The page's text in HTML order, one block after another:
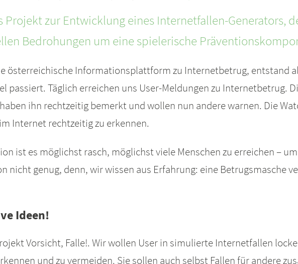
Projekt zur Entwicklung eines Internetfallen-Generators,
Bedrohungen um eine spielerische
österreichische Informationsplattform zu Internetbetrug, entstand
passiert. Täglich erreichen uns User-Meldungen zu Internetbetrug.
ihn rechtzeitig bemerkt und wollen nun andere warnen. Die
Internet rechtzeitig zu erkennen.
ist es möglichst rasch, möglichst viele Menschen zu erreichen –
nicht genug, denn, wir wissen aus Erfahrung: eine Betrugsmasche
Ideen!
Vorsicht, Falle!. Wir wollen User in simulierte Internetfallen
und zu vermeiden. Sie sollen auch selbst Fallen für andere